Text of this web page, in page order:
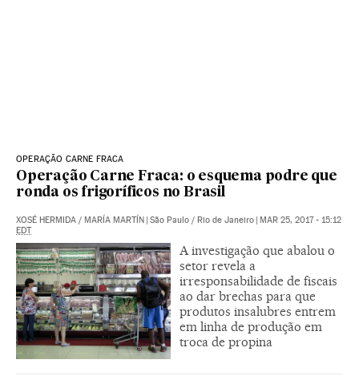
OPERAÇÃO CARNE FRACA
Operação Carne Fraca: o esquema podre que
ronda os frigoríficos no Brasil
XOSÉ HERMIDA / MARÍA MARTÍN | São Paulo / Rio de Janeiro | MAR 25, 2017 - 15:12
EDT
A investigação que abalou o
setor revela a
irresponsabilidade de fiscais
ao dar brechas para que
produtos insalubres entrem
em linha de produção em
troca de propina